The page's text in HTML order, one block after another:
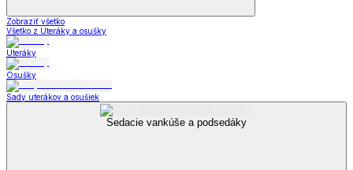
Zobraziť všetko
Všetko z Uteráky a osušky
Uteráky
Osušky
Sady uterákov a osušiek
Sedacie vankúše a podsedáky